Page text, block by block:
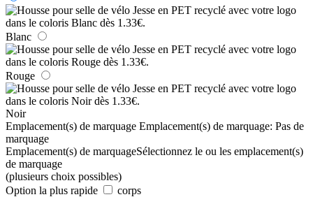
Blanc
Rouge
Noir
Emplacement(s) de marquage Emplacement(s) de marquage: Pas de
marquage
Emplacement(s) de marquageSélectionnez le ou les emplacement(s)
de marquage
(plusieurs choix possibles)
Option la plus rapide
corps